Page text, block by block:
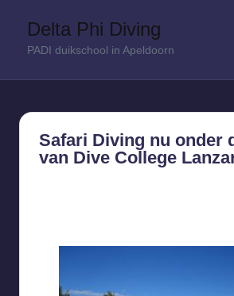
Delta Phi Diving
PADI duikschool in Apeldoorn
Safari Diving nu onder
van Dive College